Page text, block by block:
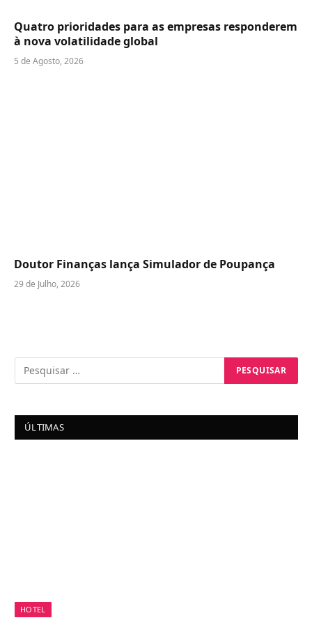
Quatro prioridades para as empresas responderem
à nova volatilidade global
5 de Agosto, 2026
Doutor Finanças lança Simulador de Poupança
29 de Julho, 2026
ÚLTIMAS
HOTEL